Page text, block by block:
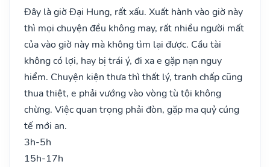
Đây là giờ Đại Hung, rất xấu. Xuất hành vào giờ này
thì mọi chuyện đều không may, rất nhiều người mất
của vào giờ này mà không tìm lại được. Cầu tài
không có lợi, hay bị trái ý, đi xa e gặp nạn nguy
hiểm. Chuyện kiện thưa thì thất lý, tranh chấp cũng
thua thiệt, e phải vướng vào vòng tù tội không
chừng. Việc quan trọng phải đòn, gặp ma quỷ cúng
tế mới an.
3h-5h
15h-17h